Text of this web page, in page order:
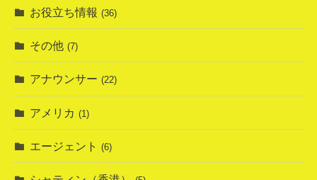
お役立ち情報 (36)
その他 (7)
アナウンサー (22)
アメリカ (1)
エージェント (6)